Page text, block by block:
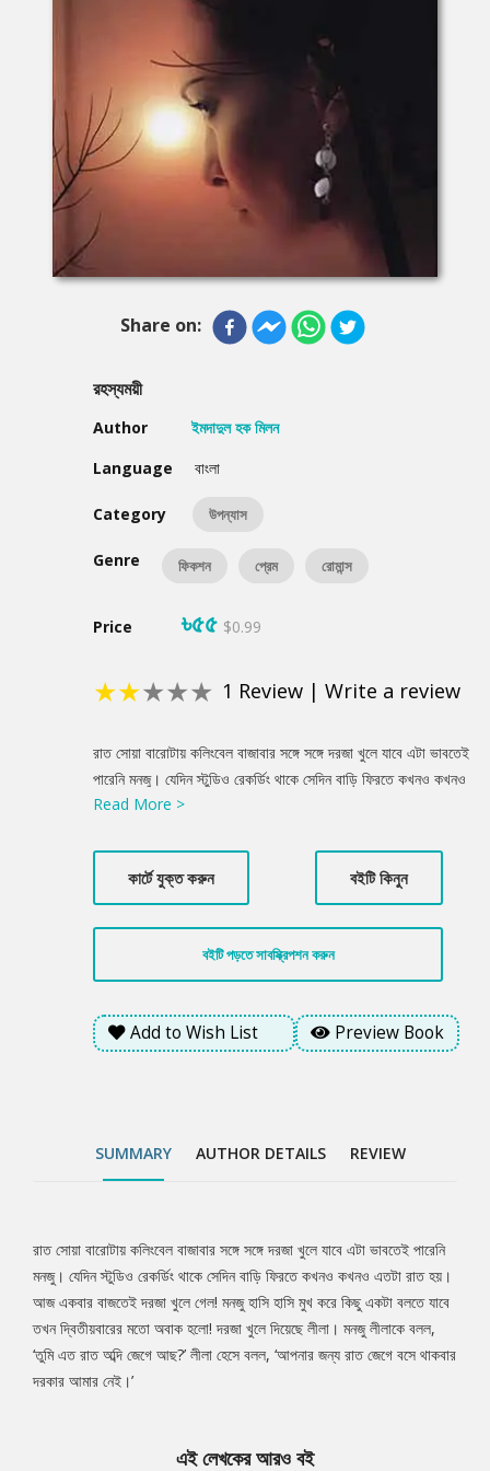
Share on:
রহস্যময়ী
Author
ইমদাদুল হক মিলন
Language
বাংলা
Category উপন্যাস
Genre ফিকশন প্রেম রোমান্স
Price ৳৫৫ $0.99
★★★★★ 1 Review | Write a review
Product
Summery
রাত সোয়া বারোটায় কলিংবেল বাজাবার সঙ্গে সঙ্গে দরজা খুলে যাবে এটা ভাবতেই
পারেনি মনজু। যেদিন স্টুডিও রেকর্ডিং থাকে সেদিন বাড়ি ফিরতে কখনও কখনও
এতটা রাত হয়। আজ একবার বাজতেই দরজা খুলে গেল! মনজু হাসি হাসি মুখ
দিয়েছে লীলা। মনজু লীলাকে বলল, ‘তুমি এত রাত অব্দি জেগে আছ?’ লীলা হেসে
বলল, ‘আপনার জন্য রাত জেগে বসে থাকবার দরকার আমার নেই।’
Read More >
কার্টে যুক্ত করুন বইটি কিনুন
বইটি পড়তে সাবস্ক্রিপশন করুন
Add to Wish List Preview Book
SUMMARY AUTHOR DETAILS REVIEW
Tab
Article
রাত সোয়া বারোটায় কলিংবেল বাজাবার সঙ্গে সঙ্গে দরজা খুলে যাবে এটা ভাবতেই পারেনি
মনজু। যেদিন স্টুডিও রেকর্ডিং থাকে সেদিন বাড়ি ফিরতে কখনও কখনও এতটা রাত হয়।
আজ একবার বাজতেই দরজা খুলে গেল! মনজু হাসি হাসি মুখ করে কিছু একটা বলতে যাবে
তখন দ্বিতীয়বারের মতো অবাক হলো! দরজা খুলে দিয়েছে লীলা। মনজু লীলাকে বলল,
‘তুমি এত রাত অব্দি জেগে আছ?’ লীলা হেসে বলল, ‘আপনার জন্য রাত জেগে বসে থাকবার
দরকার আমার নেই।’
এই লেখকের আরও বই